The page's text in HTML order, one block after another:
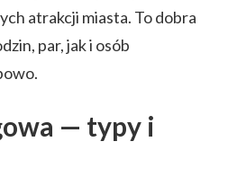
atrakcji miasta. To dobra
par, jak i osób
— typy i